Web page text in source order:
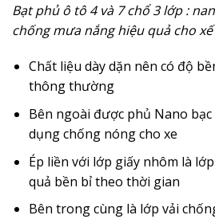
Bạt phủ ô tô 4 và 7 chổ 3 lớp :
chống mưa nắng hiệu quả cho
Chất liệu dày dặn nên có độ
thông thường
Bên ngoài được phủ Nano bạc
dụng chống nóng cho xe
Ép liền với lớp giấy nhôm là
quả bền bỉ theo thời gian
Bên trong cùng là lớp vải